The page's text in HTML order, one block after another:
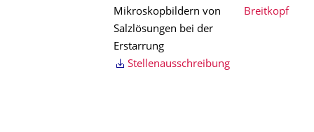
Mikroskopbildern von
Salzlösungen bei der
Erstarrung
Stellenausschreibung
Breitkopf